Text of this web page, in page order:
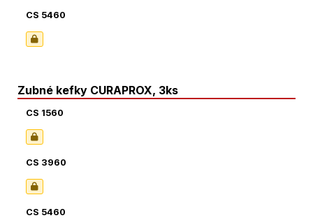
CS 5460
Zubné kefky CURAPROX, 3ks
CS 1560
CS 3960
CS 5460